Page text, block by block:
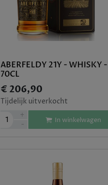
ABERFELDY 21Y - WHISKY -
70CL
€ 206,90
Tijdelijk uitverkocht
1
+
-
In winkelwagen